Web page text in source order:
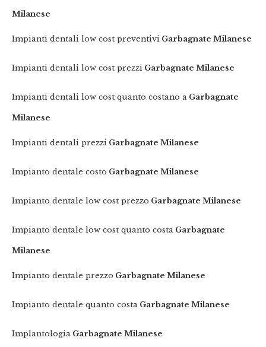
Milanese
Impianti dentali low cost preventivi Garbagnate Milanese
Impianti dentali low cost prezzi Garbagnate Milanese
Impianti dentali low cost quanto costano a Garbagnate
Milanese
Impianti dentali prezzi Garbagnate Milanese
Impianto dentale costo Garbagnate Milanese
Impianto dentale low cost prezzo Garbagnate Milanese
Impianto dentale low cost quanto costa Garbagnate
Milanese
Impianto dentale prezzo Garbagnate Milanese
Impianto dentale quanto costa Garbagnate Milanese
Implantologia Garbagnate Milanese